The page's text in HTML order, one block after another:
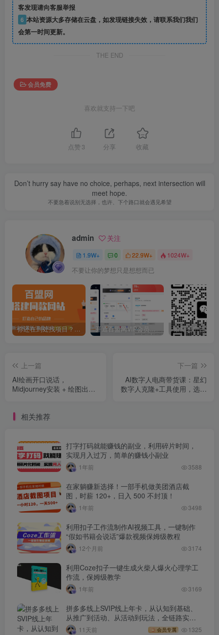
客发现请向客服举报
6 本站资源大多存储在云盘，如发现链接失效，请联系我们我们
会第一时间更新。
THE END
会员免费
喜欢就支持一下吧
点赞 3 分享 收藏
Don’t hurry say have no choice, perhaps, next intersection will
meet hope.
不要急着说别无选择，也许、下个路口就会遇见希望
admin 关注
1.9W+ 0 22.9W+ 1024W+
不要让你的梦想只是想想而已
你还在到处找项目？还在当韭菜？我靠卖项目一个月收入5万+，曾经我也是个失败者。 开通百盟网VIP会员，尊享全站资源免费下载，享70%的推广提成！！【限时五折优惠】
上一篇
AI绘画开口说话，
Midjourney安装 + 绘图出
下一篇
AI数字人电商带货课：星幻
数字人克隆+工具使用，选品
相关推荐
打字打码就能赚钱的副业，利用碎片时间，
实现月入过万，简单的赚钱小副业
1年前 3588
在家躺赚新选择！一部手机做美团酒店截
图，时薪 120+，日入 500 不封顶！
1年前 3498
利用扣子工作流制作AI视频工具，一键制作
“假如书籍会说话”爆款视频保姆级教程
12个月前 3174
利用Coze扣子一键生成火柴人爆火心理学工
作流，保姆级教学
1年前 3169
拼多多线上SVIP线上年卡，从认知到基础、
从推广到活动、从活动到玩法，全链路实战
(260730)
11天前 会员专属 1325